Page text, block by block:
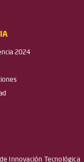
2024
Innovación Tecnológica